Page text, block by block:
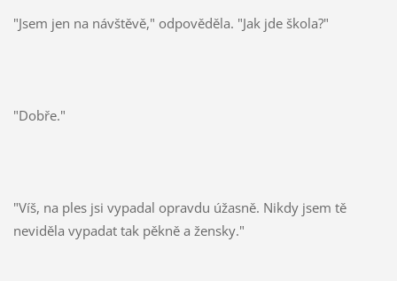
"Jsem jen na návštěvě," odpověděla. "Jak jde škola?"
"Dobře."
"Víš, na ples jsi vypadal opravdu úžasně. Nikdy jsem tě
neviděla vypadat tak pěkně a žensky."